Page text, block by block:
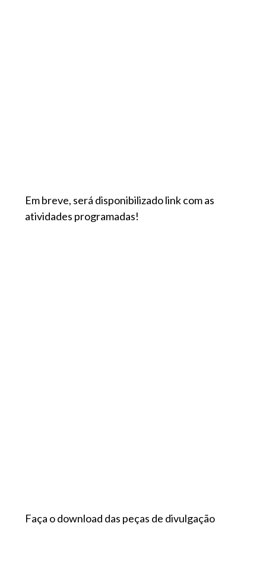
Em breve, será disponibilizado link com as
atividades programadas!
Faça o download das peças de divulgação